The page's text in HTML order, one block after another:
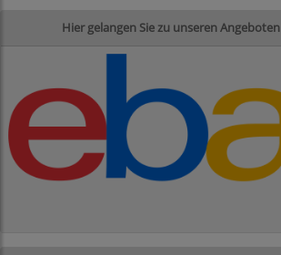
Hier gelangen Sie zu unseren